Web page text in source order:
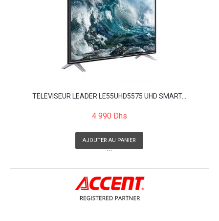
TÉLÉVISEUR LEADER LE55UHD5575 UHD SMART...
4 990 Dhs
AJOUTER AU PANIER
```